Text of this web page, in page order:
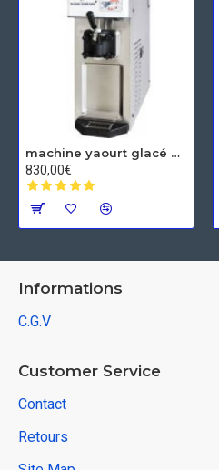
machine yaourt glacé Spaceman
830,00€
Informations
C.G.V
Customer Service
Contact
Retours